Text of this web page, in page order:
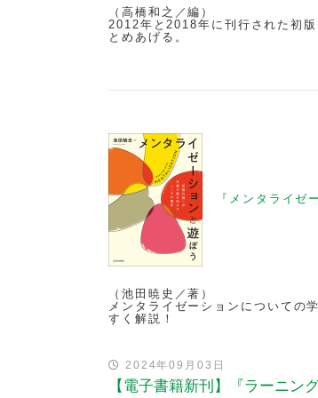
（高橋和之／編）
2012年と2018年に刊行された初
とめあげる。
『メンタライ
（池田暁史／著）
メンタライゼーションについての
すく解説！
2024年09月03日
【電子書籍新刊】『ラーニン